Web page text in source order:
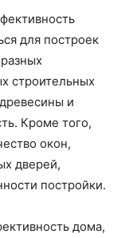
для построек
строительных
и
Кроме того,
окон,
дверей,
постройки.
дома,